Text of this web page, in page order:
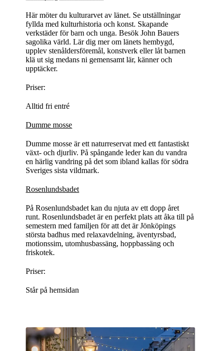
Här möter du kulturarvet av länet. Se utställningar
fyllda med kulturhistoria och konst. Skapande
verkstäder för barn och unga. Besök John Bauers
sagolika värld. Lär dig mer om länets hembygd,
upplev stenåldersföremål, konstverk eller låt barnen
klä ut sig medans ni gemensamt lär, känner och
upptäcker.
Priser:
Alltid fri entré
Dumme mosse
Dumme mosse är ett naturreservat med ett fantastiskt
växt- och djurliv. På spångande leder kan du vandra
en härlig vandring på det som ibland kallas för södra
Sveriges sista vildmark.
Rosenlundsbadet
På Rosenlundsbadet kan du njuta av ett dopp året
runt. Rosenlundsbadet är en perfekt plats att åka till på
semestern med familjen för att det är Jönköpings
största badhus med relaxavdelning, äventyrsbad,
motionssim, utomhusbassäng, hoppbassäng och
friskotek.
Priser:
Står på hemsidan